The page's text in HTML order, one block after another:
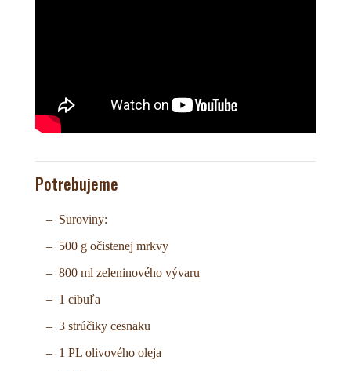
Potrebujeme
Suroviny:
500 g očistenej mrkvy
800 ml zeleninového vývaru
1 cibuľa
3 strúčiky cesnaku
1 PL olivového oleja